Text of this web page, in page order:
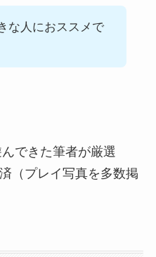
な人におススメで
できた筆者が厳選
（プレイ写真を多数掲